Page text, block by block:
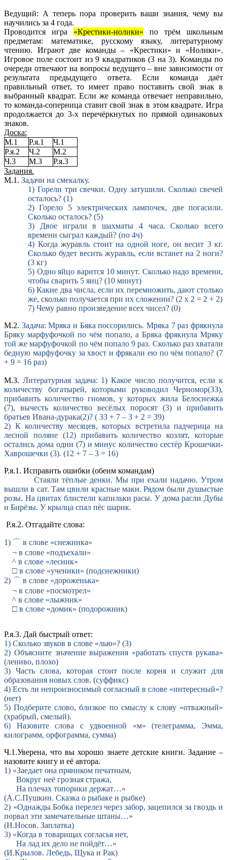
Ведущий: А теперь пора проверить ваши знания, чему вы
научились за 4 года.
Проводится игра «Крестики-нолики» по трём школьным
предметам: математике, русскому языку, литературному
чтению. Играют две команды – «Крестики» и «Нолики».
Игровое поле состоит из 9 квадратиков (3 на 3). Команды по
очереди отвечают на вопросы ведущего – вне зависимости от
результата предыдущего ответа. Если команда даёт
правильный ответ, то имеет право поставить свой знак в
выбранный квадрат. Если же команда отвечает неправильно,
то команда-соперница ставит свой знак в этом квадрате. Игра
продолжается до 3-х перечёркнутых по прямой одинаковых
знаков.
Доска:
М.1
Р.я.1
Ч.1
Р.я.2
Ч.2
М.2
Ч.3
М.3
Р.я.3
Задания.
М.1. Задачи на смекалку.
1) Горели три свечки. Одну затушили. Сколько свечей
осталось? (1)
2) Горело 5 электрических лампочек, две погасили.
Сколько осталось? (5)
3) Двое играли в шахматы 4 часа. Сколько всего
времени сыграл каждый? (по 4ч)
4) Когда журавль стоит на одной ноге, он весит 3 кг.
Сколько будет весить журавль, если встанет на 2 ноги?
(3 кг)
5) Одно яйцо варится 10 минут. Сколько надо времени,
чтобы сварить 5 яиц? (10 минут)
6) Какие два числа, если их перемножить, дают столько
же, сколько получается при их сложении? (2 х 2 = 2 + 2)
7) Чему равно произведение всех чисел? (0)
М.2. Задача: Мряка и Бяка поссорились. Мряка 7 раз фрякнула
Бряку марфуфочкой по чём попало, а Бряка фрякнула Мряку
той же марфуфочкой по чём попало 9 раз. Сколько раз хватали
бедную марфуфочку за хвост и фрякали ею по чём попало? (7
+ 9 = 16 раз)
М.3. Литературная задача: 1) Какое число получится, если к
количеству богатырей, которыми руководил Черномор(33),
прибавить количество гномов, у которых жила Белоснежка
(7), вычесть количество весёлых поросят (3) и прибавить
братьев Ивана-дурака(2)? ( 33 + 7 – 3 + 2 = 39)
2) К количеству месяцев, которых встретила падчерица на
лесной поляне (12) прибавить количество козлят, которые
остались дома одни (7) и минус количество сестёр Крошечки-
Хаврошечки (3). (12 + 7 – 3 = 16)
Р.я.1. Исправить ошибки (обеим командам)
Стаяли тёплые денки. Мы при ехали надачю. Утром
вышли в сат. Там цвили красные маки. Рядом были душыстые
розы. На цвитах блистели капильки расы. У дома расли Дубы
и Бирёзы. У крылца спал пёс шарик.
Р.я.2. Отгадайте слова:
1) ⌒ в слове «снежинка»
¬ в слове «подъехали»
^ в слове «лесник»
□ в слове «ученики» (подснежники)
2) ⌒ в слове «дороженька»
¬ в слове «посмотрел»
^ в слове «лыжник»
□ в слове «домик» (подорожник)
Р.я.3. Дай быстрый ответ:
1) Сколько звуков в слове «лью»? (3)
2) Объясните значение выражения «работать спустя рукава»
(лениво, плохо)
3) Часть слова, которая стоит после корня и служит для
образования новых слов. (суффикс)
4) Есть ли непроизносимый согласный в слове «интересный»?
(нет)
5) Подберите слово, близкое по смыслу к слову «отважный»
(храбрый, смелый).
6) Назовите слова с удвоенной «м» (телеграмма, Эмма,
килограмм, орфограмма, сумма)
Ч.1.Уверена, что вы хорошо знаете детские книги. Задание –
назовите книгу и её автора.
1) «Заедает она пряником печатным,
Вокруг неё грозная стража,
На плечах топорики держат…»
(А.С.Пушкин. Сказка о рыбаке и рыбке)
2) «Однажды Бобка перелез через забор, зацепился за гвоздь и
порвал эти замечательные штаны…»
(Н.Носов. Заплатка)
3) «Когда в товарищах согласья нет,
На лад их дело не пойдёт…»
(И.Крылов. Лебедь, Щука и Рак)